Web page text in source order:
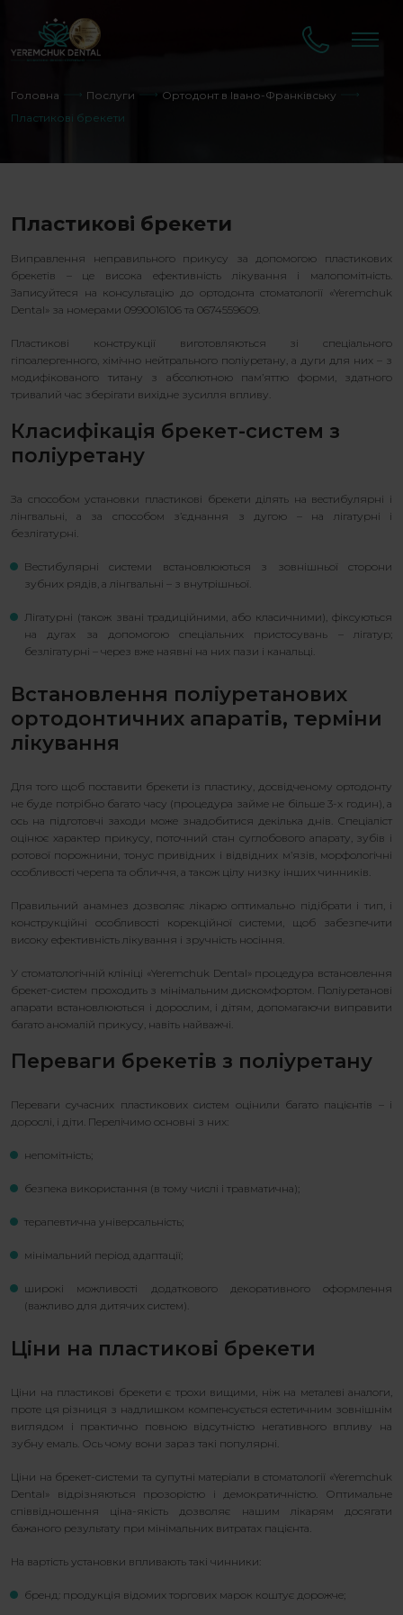
Головна Послуги
Ортодонт в Івано-Франківську
Пластикові брекети
Пластикові брекети
Виправлення неправильного прикусу за допомогою пластикових
брекетів – це висока ефективність лікування і малопомітність.
Записуйтеся на консультацію до ортодонта стоматології «Yeremchuk
Dental» за номерами 0990016106 та 0674559609.
Пластикові конструкції виготовляються зі спеціального
гіпоалергенного, хімічно нейтрального поліуретану, а дуги для них – з
модифікованого титану з абсолютною пам’яттю форми, здатного
тривалий час зберігати вихідне зусилля впливу.
Класифікація брекет-систем з
поліуретану
За способом установки пластикові брекети ділять на вестибулярні і
лінгвальні, а за способом з’єднання з дугою – на лігатурні і
безлігатурні.
Вестибулярні системи встановлюються з зовнішньої сторони
зубних рядів, а лінгвальні – з внутрішньої.
Лігатурні (також звані традиційними, або класичними), фіксуються
на дугах за допомогою спеціальних пристосувань – лігатур;
безлігатурні – через вже наявні на них пази і канальці.
Встановлення поліуретанових
ортодонтичних апаратів, терміни
лікування
Для того щоб поставити брекети із пластику, досвідченому ортодонту
не буде потрібно багато часу (процедура займе не більше 3-х годин), а
ось на підготовчі заходи може знадобитися декілька днів. Спеціаліст
оцінює характер прикусу, поточний стан суглобового апарату, зубів і
ротової порожнини, тонус привідних і відвідних м’язів, морфологічні
особливості черепа та обличчя, а також цілу низку інших чинників.
Правильний анамнез дозволяє лікарю оптимально підібрати і тип, і
конструкційні особливості корекційної системи, щоб забезпечити
високу ефективність лікування і зручність носіння.
У стоматологічній клініці «Yeremchuk Dental» процедура встановлення
брекет-систем проходить з мінімальним дискомфортом. Поліуретанові
апарати встановлюються і дорослим, і дітям, допомагаючи виправити
багато аномалій прикусу, навіть найважчі.
Переваги брекетів з поліуретану
Переваги сучасних пластикових систем оцінили багато пацієнтів – і
дорослі, і діти. Перелічимо основні з них:
непомітність;
безпека використання (в тому числі і травматична);
терапевтична універсальність;
мінімальний період адаптації;
широкі можливості додаткового декоративного оформлення
(важливо для дитячих систем).
Ціни на пластикові брекети
Ціни на пластикові брекети є трохи вищими, ніж на металеві аналоги,
проте ця різниця з надлишком компенсується естетичним зовнішнім
виглядом і практично повною відсутністю негативного впливу на
зубну емаль. Ось чому вони зараз такі популярні.
Ціни на брекет-системи та супутні матеріали в стоматології «Yeremchuk
Dental» відрізняються прозорістю і демократичністю. Оптимальне
співвідношення ціна-якість дозволяє нашим лікарям досягати
бажаного результату при мінімальних витратах пацієнта.
На вартість установки впливають такі чинники:
бренд: продукція відомих торгових марок коштує дорожче;